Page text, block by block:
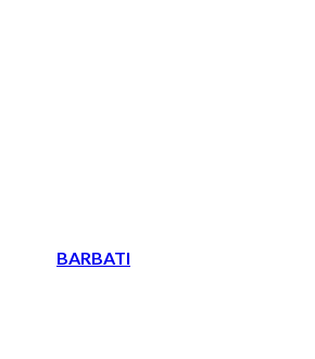
BARBATI